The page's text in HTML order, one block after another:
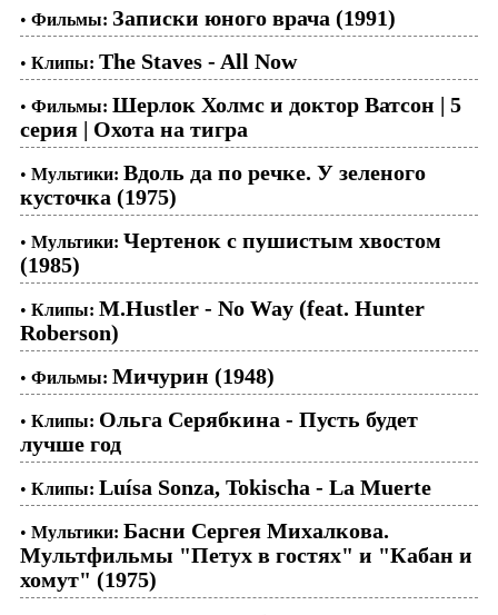
• Фильмы: Записки юного врача (1991)
• Клипы: The Staves - All Now
• Фильмы: Шерлок Холмс и доктор Ватсон | 5
серия | Охота на тигра
• Мультики: Вдоль да по речке. У зеленого
кусточка (1975)
• Мультики: Чертенок с пушистым хвостом
(1985)
• Клипы: M.Hustler - No Way (feat. Hunter
Roberson)
• Фильмы: Мичурин (1948)
• Клипы: Ольга Серябкина - Пусть будет
лучше год
• Клипы: Luísa Sonza, Tokischa - La Muerte
• Мультики: Басни Сергея Михалкова.
Мультфильмы "Петух в гостях" и "Кабан и
хомут" (1975)